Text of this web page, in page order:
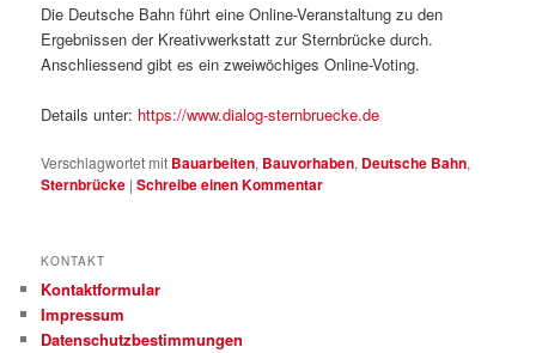
Die Deutsche Bahn führt eine Online-Veranstaltung zu den
Ergebnissen der Kreativwerkstatt zur Sternbrücke durch.
Anschliessend gibt es ein zweiwöchiges Online-Voting.
Details unter: https://www.dialog-sternbruecke.de
Verschlagwortet mit Bauarbeiten, Bauvorhaben, Deutsche Bahn,
Sternbrücke |Schreibe einen Kommentar
KONTAKT
Kontaktformular
Impressum
Datenschutzbestimmungen